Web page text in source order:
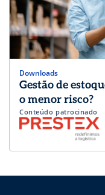
Downloads
Gestão de
o menor risco?
Conteúdo patrocinado